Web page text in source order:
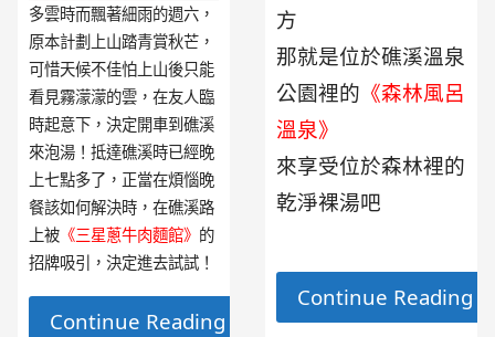
方
那就是位於礁溪溫泉
公園裡的 《森林風呂
溫泉》
來享受位於森林裡的
乾淨裸湯吧
Continue Reading
多雲時而飄著細雨的週六，
原本計劃上山踏青賞秋芒，
可惜天候不佳怕上山後只能
看見霧濛濛的雲，在友人臨
時起意下，決定開車到礁溪
來泡湯！抵達礁溪時已經晚
上七點多了，正當在煩惱晚
餐該如何解決時，在礁溪路
上被 《三星蔥牛肉麵館》 的
招牌吸引，決定進去試試！
Continue Reading →